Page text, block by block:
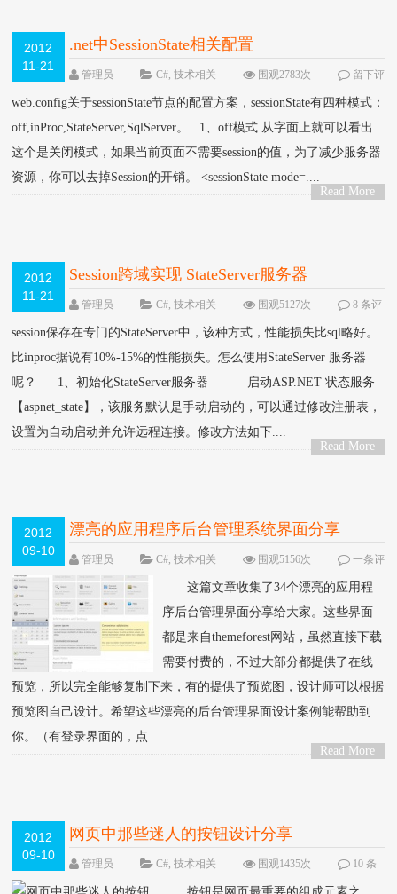
2012
11-21
.net中SessionState相关配置
管理员 C#,技术相关 围观2783次
留下评
web.config关于sessionState节点的配置方案，sessionState有四种模式：
off,inProc,StateServer,SqlServer。 1、off模式 从字面上就可以看出
这个是关闭模式，如果当前页面不需要session的值，为了减少服务器
资源，你可以去掉Session的开销。 <sessionState mode=....
Read More
2012
11-21
Session跨域实现 StateServer服务器
管理员 C#,技术相关 围观5127次
8 条评
session保存在专门的StateServer中，该种方式，性能损失比sql略好。
比inproc据说有10%-15%的性能损失。怎么使用StateServer 服务器
呢？ 1、初始化StateServer服务器 启动ASP.NET 状态服务
【aspnet_state】，该服务默认是手动启动的，可以通过修改注册表，
设置为自动启动并允许远程连接。修改方法如下....
Read More
2012
09-10
漂亮的应用程序后台管理系统界面分享
管理员 C#,技术相关 围观5156次
一条评
论
这篇文章收集了34个漂亮的应用程
序后台管理界面分享给大家。这些界面
都是来自themeforest网站，虽然直接下载
需要付费的，不过大部分都提供了在线
预览，所以完全能够复制下来，有的提供了预览图，设计师可以根据
预览图自己设计。希望这些漂亮的后台管理界面设计案例能帮助到
你。（有登录界面的，点....
Read More
2012
09-10
网页中那些迷人的按钮设计分享
管理员 C#,技术相关 围观1435次
10 条